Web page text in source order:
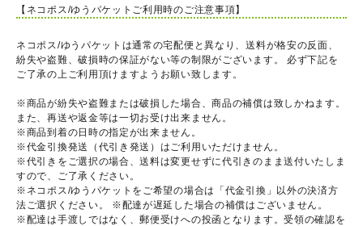
【ネコポス/ゆうパケットご利用時のご注意事項】
ネコポス/ゆうパケットは通常の宅配便と異なり、送料が格安の反面、
紛失や盗難、破損時の保証がない等の制限がございます。 必ず下記を
ご了承の上ご利用頂けますようお願い致します。
※商品が紛失や盗難または破損した場合、商品の補償は致しかねます。
また、再送や返金等は一切お受け出来ません。
※商品到着の日時の指定が出来ません。
※代金引換発送（代引き発送）はご利用いただけません。
※代引きをご選択の場合、送料は変更せずに代引きのまま送付いたしま
すので、ご了承ください。
※ネコポス/ゆうパケットをご希望の場合は「代金引換」以外の決済方
法ご選択ください。 ※配達が遅延した場合の補償はございません。
※配達は手渡しではなく、郵便受けへの投函となります。受領の確認を